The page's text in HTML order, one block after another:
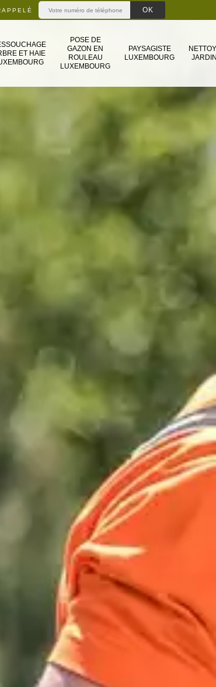
ET HAIE
POSE DE
GAZON EN
ROULEAU
LUXEMBOURG
PAYSAGISTE
LUXEMBOURG